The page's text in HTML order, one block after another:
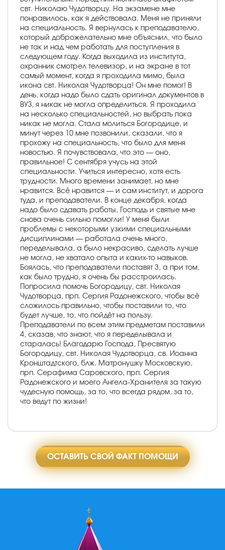
свт. Николаю Чудотворцу. На экзамене мне
понравилось, как я действовала. Меня не приняли
на специальность. Я вернулась к преподавателю,
который доброжелательно мне объяснил, что было
не так и над чем работать для поступления в
следующем году. Когда выходила из института,
охранник смотрел телевизор, и на экране в тот
самый момент, когда я проходила мимо, была
икона свт. Николая Чудотворца! Он мне помог! В
день, когда надо было сдать оригинал документов в
ВУЗ, я никак не могла определиться. Я проходила
на несколько специальностей, но выбрать пока
никак не могла. Стала молиться Богородице, и
минут через 10 мне позвонили, сказали, что я
прохожу на специальность, что было для меня
новостью. Я почувствовала, что это — оно,
правильное! С сентября учусь на этой
специальности. Учиться интересно, хотя есть
трудности. Много времени занимает, но мне
нравится. Всё нравится — и сам институт, и дорога
туда, и преподаватели. В конце декабря, когда
надо было сдавать работы, Господь и святые мне
снова очень сильно помогли! У меня были
проблемы с некоторыми узкими специальными
дисциплинами — работала очень много,
переделывала, а было некрасиво, сделать лучше
не могла, не хватало опыта и каких-то навыков.
Боялась, что преподаватели поставят 3, а при том,
как было трудно, я очень бы расстроилась.
Попросила помочь Богородицу, свт. Николая
Чудотворца, прп. Сергия Радонежского, чтобы всё
сложилось правильно, чтобы поставили то, что
будет лучше, то, что пойдёт на пользу.
Преподаватели по всем этим предметам поставили
4, сказав, что знают, что я переделывала и
старалась! Благодарю Господа, Пресвятую
Богородицу, свт. Николая Чудотворца, св. Иоанна
Кронштадтского, блж. Матронушку Московскую,
прп. Серафима Саровского, прп. Сергия
Радонежского и моего Ангела-Хранителя за такую
чудесную помощь, за то, что всегда рядом, за то,
что ведут по жизни!
ОСТАВИТЬ СВОЙ ФАКТ ПОМОЩИ